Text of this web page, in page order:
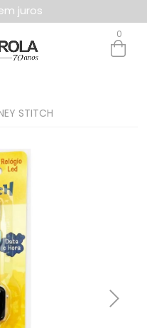
juros
0
STITCH